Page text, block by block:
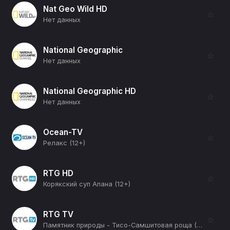
Nat Geo Wild HD
Нет данных
☆
National Geographic
Нет данных
☆
National Geographic HD
Нет данных
☆
Ocean-TV
Релакс (12+)
☆
RTG HD
Корякский суп Апана (12+)
☆
RTG TV
Памятник природы - Тисо-Самшитовая роща (12+)
☆